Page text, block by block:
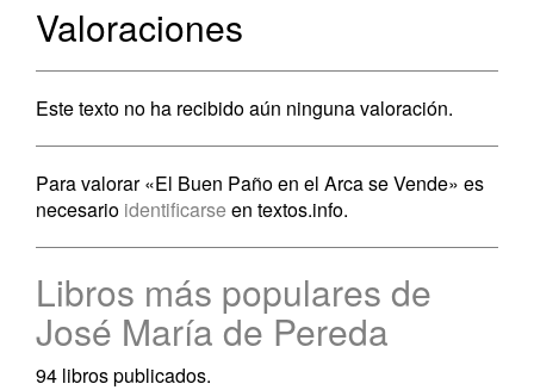
Valoraciones
Este texto no ha recibido aún ninguna valoración.
Para valorar «El Buen Paño en el Arca se Vende» es
necesario identificarse en textos.info.
Libros más populares de
José María de Pereda
94 libros publicados.